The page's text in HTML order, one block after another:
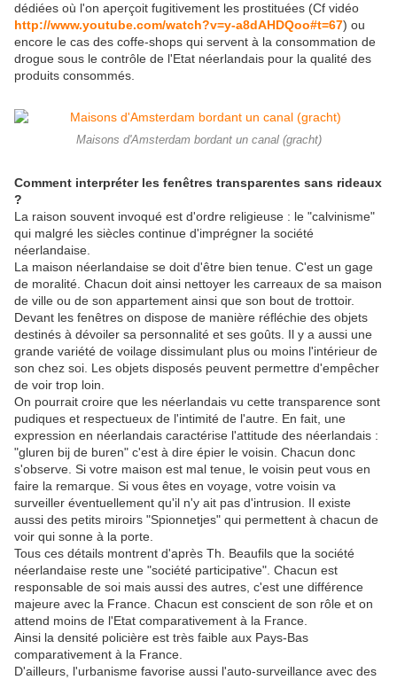
dédiées où l'on aperçoit fugitivement les prostituées (Cf vidéo
http://www.youtube.com/watch?v=y-a8dAHDQoo#t=67) ou
encore le cas des coffe-shops qui servent à la consommation de
drogue sous le contrôle de l'Etat néerlandais pour la qualité des
produits consommés.
Maisons d'Amsterdam bordant un canal (gracht)
Comment interpréter les fenêtres transparentes sans rideaux
?
La raison souvent invoqué est d'ordre religieuse : le "calvinisme"
qui malgré les siècles continue d'imprégner la société
néerlandaise.
La maison néerlandaise se doit d'être bien tenue. C'est un gage
de moralité. Chacun doit ainsi nettoyer les carreaux de sa maison
de ville ou de son appartement ainsi que son bout de trottoir.
Devant les fenêtres on dispose de manière réfléchie des objets
destinés à dévoiler sa personnalité et ses goûts. Il y a aussi une
grande variété de voilage dissimulant plus ou moins l'intérieur de
son chez soi. Les objets disposés peuvent permettre d'empêcher
de voir trop loin.
On pourrait croire que les néerlandais vu cette transparence sont
pudiques et respectueux de l'intimité de l'autre. En fait, une
expression en néerlandais caractérise l'attitude des néerlandais :
"gluren bij de buren" c'est à dire épier le voisin. Chacun donc
s'observe. Si votre maison est mal tenue, le voisin peut vous en
faire la remarque. Si vous êtes en voyage, votre voisin va
surveiller éventuellement qu'il n'y ait pas d'intrusion. Il existe
aussi des petits miroirs "Spionnetjes" qui permettent à chacun de
voir qui sonne à la porte.
Tous ces détails montrent d'après Th. Beaufils que la société
néerlandaise reste une "société participative". Chacun est
responsable de soi mais aussi des autres, c'est une différence
majeure avec la France. Chacun est conscient de son rôle et on
attend moins de l'Etat comparativement à la France.
Ainsi la densité policière est très faible aux Pays-Bas
comparativement à la France.
D'ailleurs, l'urbanisme favorise aussi l'auto-surveillance avec des